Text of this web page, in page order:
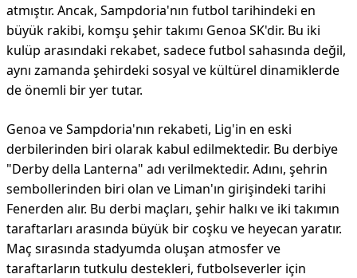
atmıştır. Ancak, Sampdoria'nın futbol tarihindeki en
büyük rakibi, komşu şehir takımı Genoa SK'dir. Bu iki
kulüp arasındaki rekabet, sadece futbol sahasında değil,
aynı zamanda şehirdeki sosyal ve kültürel dinamiklerde
de önemli bir yer tutar.
Genoa ve Sampdoria'nın rekabeti, Lig'in en eski
derbilerinden biri olarak kabul edilmektedir. Bu derbiye
"Derby della Lanterna" adı verilmektedir. Adını, şehrin
sembollerinden biri olan ve Liman'ın girişindeki tarihi
Fenerden alır. Bu derbi maçları, şehir halkı ve iki takımın
taraftarları arasında büyük bir coşku ve heyecan yaratır.
Maç sırasında stadyumda oluşan atmosfer ve
taraftarların tutkulu destekleri, futbolseverler için